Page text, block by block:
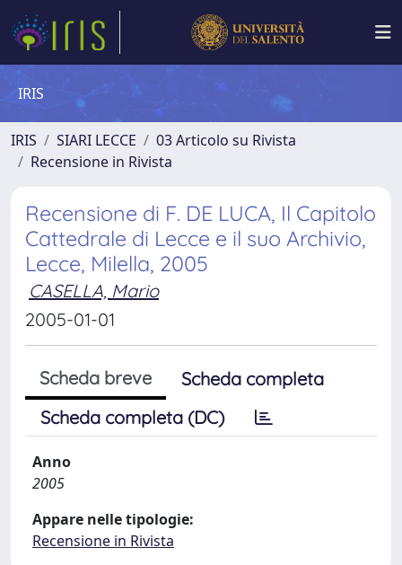
IRIS
IRIS SIARI LECCE
03 Articolo su Rivista
Recensione in Rivista
Recensione di F. DE LUCA, Il Capitolo
Cattedrale di Lecce e il suo Archivio,
Lecce, Milella, 2005
CASELLA, Mario
2005-01-01
Scheda breve
Scheda completa
Scheda completa (DC)
Anno
2005
Appare nelle tipologie:
Recensione in Rivista